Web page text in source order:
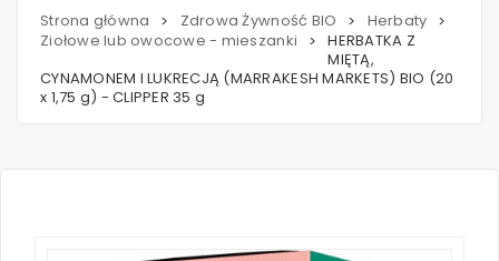
Strona główna > Zdrowa Żywność BIO > Herbaty >
Ziołowe lub owocowe - mieszanki
> HERBATKA Z
MIĘTĄ,
CYNAMONEM I LUKRECJĄ (MARRAKESH MARKETS) BIO (20
x 1,75 g) - CLIPPER 35 g